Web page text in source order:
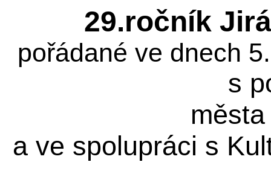
29.ročník
pořádané ve dnech